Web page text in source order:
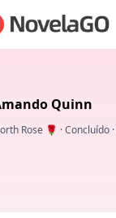
Quinn
Rose 🌹 ·Concluído ·